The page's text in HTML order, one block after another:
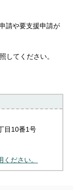
請や要支援申請が
してください。
目10番1号
ださい。